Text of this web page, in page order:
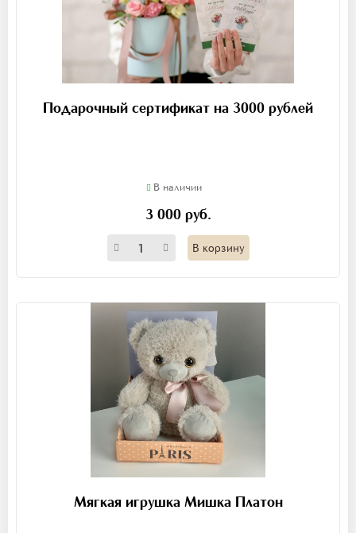
Подарочный сертификат на 3000 рублей
В наличии
3 000 руб.
В корзину
Мягкая игрушка Мишка Платон